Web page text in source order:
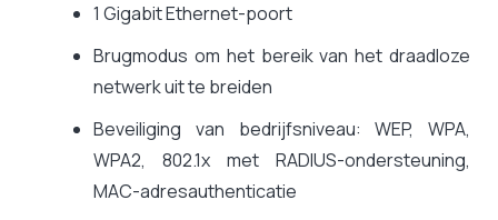
1 Gigabit Ethernet-poort
Brugmodus om het bereik van het draadloze
netwerk uit te breiden
Beveiliging van bedrijfsniveau: WEP, WPA,
WPA2, 802.1x met RADIUS-ondersteuning,
MAC-adresauthenticatie